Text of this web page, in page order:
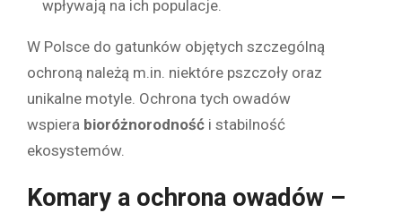
wpływają na ich populacje.
W Polsce do gatunków objętych szczególną
ochroną należą m.in. niektóre pszczoły oraz
unikalne motyle. Ochrona tych owadów
wspiera bioróżnorodność i stabilność
ekosystemów.
Komary a ochrona owadów –